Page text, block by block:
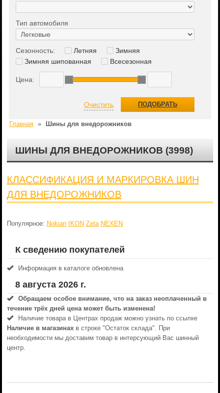
Главная » Шины для внедорожников
ШИНЫ ДЛЯ ВНЕДОРОЖНИКОВ (3998)
КЛАССИФИКАЦИЯ И МАРКИРОВКА ШИН
ДЛЯ ВНЕДОРОЖНИКОВ
Популярное: Nokian IKON Zeta NEXEN
К сведению покупателей
Информация в каталоге обновлена
8 августа 2026 г.
Обращаем особое внимание, что на заказ неоплаченный в
течениe трёх дней цена может быть изменена!
Наличие товара в Центрах продаж можно узнать по ссылке
Наличие в магазинахв строке "Остаток склада". При
необходимости мы доставим товар в интерсующий Вас шинный
центр.
Тип автомобиля
Сезонность: Летняя
Зимняя
Зимняя шипованная
Всесезонная
Цена:
Очистить ПОДОБРАТЬ